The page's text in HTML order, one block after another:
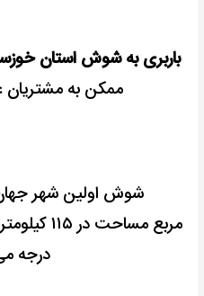
باربری به شوش استان
ممکن به مشتریان
شوش اولین شهر
مربع
درجه